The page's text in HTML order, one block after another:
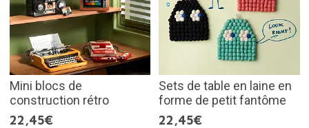
Mini blocs de
construction rétro
22,45€
Sets de table en laine en
forme de petit fantôme
22,45€